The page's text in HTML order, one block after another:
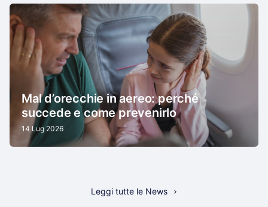
Mal d’orecchie in aereo: perché
succede e come prevenirlo
14 Lug 2026
Leggi tutte le News